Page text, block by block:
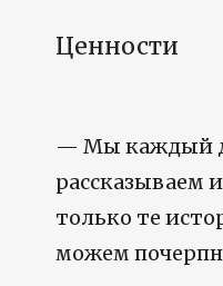
Ценности
— Мы каждый
рассказываем
только те
можем